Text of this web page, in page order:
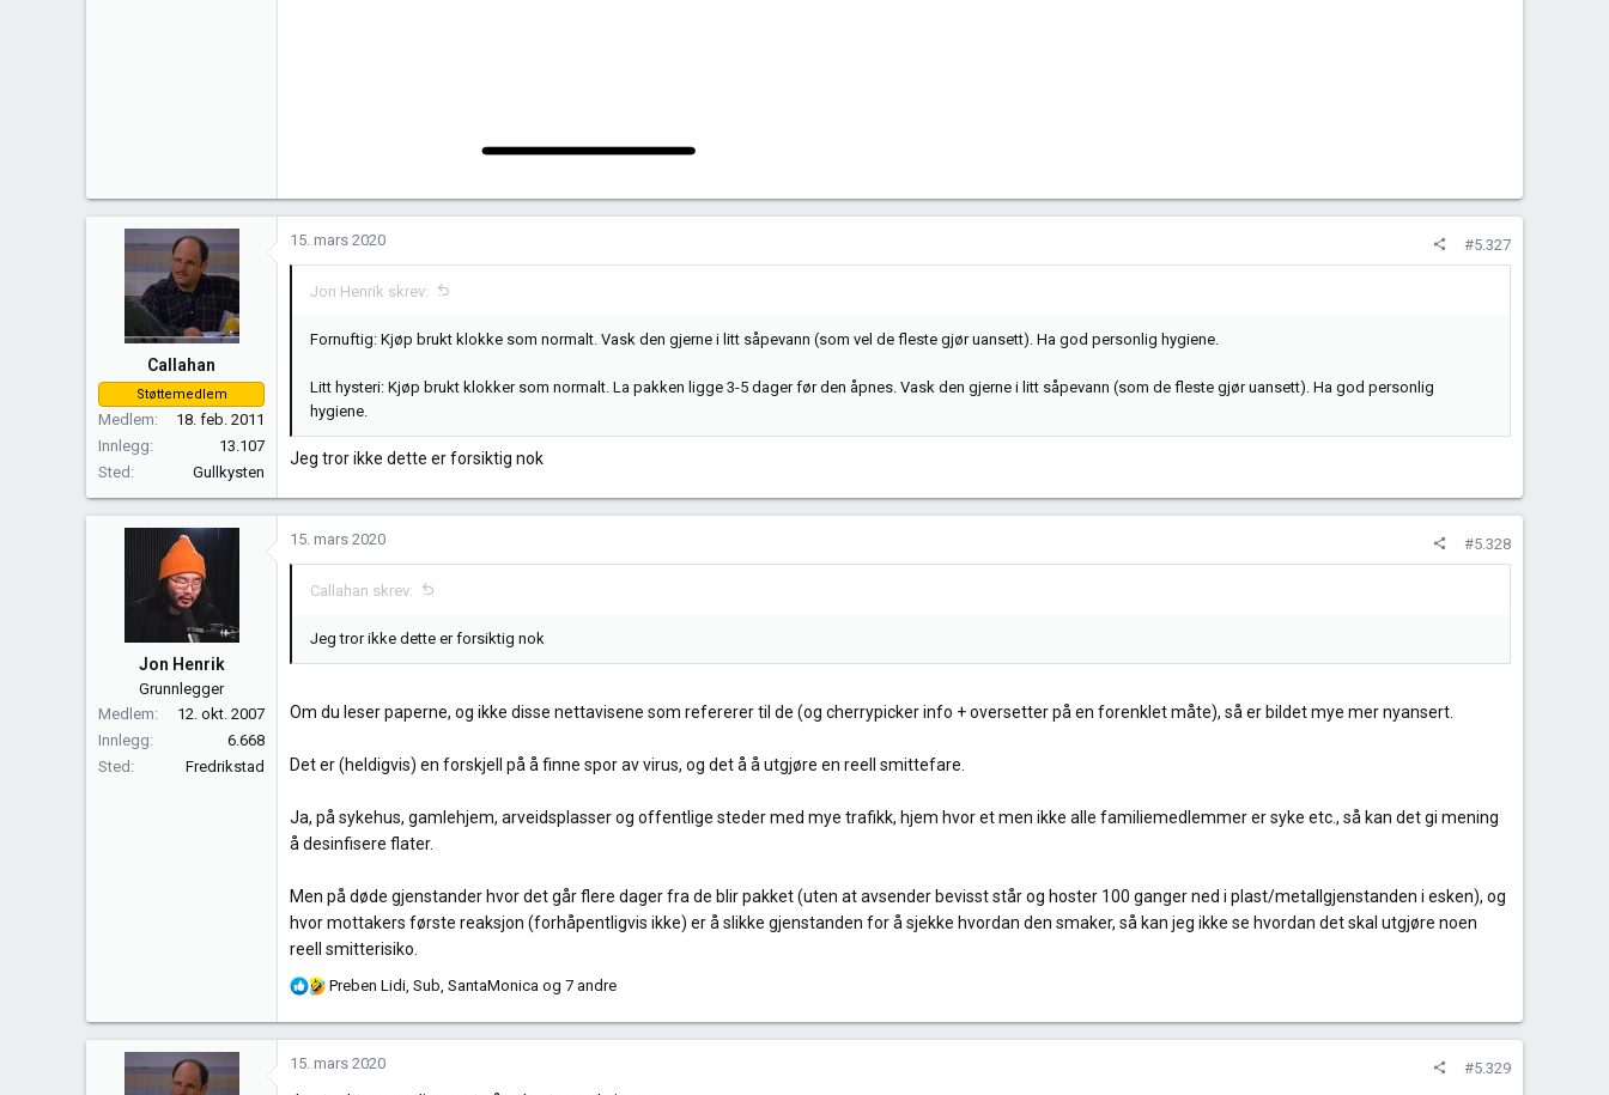
Callahan
Støttemedlem
Medlem
18. feb. 2011
Innlegg
13.107
Sted
Gullkysten
15. mars 2020 #5.327
Jon Henrik skrev:
Fornuftig: Kjøp brukt klokke som normalt. Vask den gjerne i litt såpevann (som vel de fleste gjør uansett). Ha god personlig hygiene.
Litt hysteri: Kjøp brukt klokker som normalt. La pakken ligge 3-5 dager før den åpnes. Vask den gjerne i litt såpevann (som de fleste gjør uansett). Ha god personlig
hygiene.
Jeg tror ikke dette er forsiktig nok
Jon Henrik
Grunnlegger
Medlem
12. okt. 2007
Innlegg
6.668
Sted
Fredrikstad
15. mars 2020 #5.328
Callahan skrev:
Jeg tror ikke dette er forsiktig nok
Om du leser paperne, og ikke disse nettavisene som refererer til de (og cherrypicker info + oversetter på en forenklet måte), så er bildet mye mer nyansert.
Det er (heldigvis) en forskjell på å finne spor av virus, og det å å utgjøre en reell smittefare.
Ja, på sykehus, gamlehjem, arveidsplasser og offentlige steder med mye trafikk, hjem hvor et men ikke alle familiemedlemmer er syke etc., så kan det gi mening
å desinfisere flater.
Men på døde gjenstander hvor det går flere dager fra de blir pakket (uten at avsender bevisst står og hoster 100 ganger ned i plast/metallgjenstanden i esken), og
hvor mottakers første reaksjon (forhåpentligvis ikke) er å slikke gjenstanden for å sjekke hvordan den smaker, så kan jeg ikke se hvordan det skal utgjøre noen
reell smitterisiko.
R
k
Preben Lidi, Sub, SantaMonica og 7 andre
15. mars 2020 #5.329